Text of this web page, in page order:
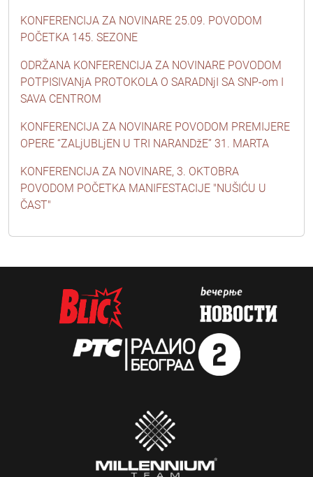
KONFERENCIJA ZA NOVINARE 25.09. POVODOM
POČETKA 145. SEZONE
ODRŽANA KONFERENCIJA ZA NOVINARE POVODOM
POTPISIVANjA PROTOKOLA O SARADNjI SA SNP-om I
SAVA CENTROM
KONFERENCIJA ZA NOVINARE POVODOM PREMIJERE
OPERE “ZALjUBLjEN U TRI NARANDžE” 31. MARTA
KONFERENCIJA ZA NOVINARE, 3. OKTOBRA
POVODOM POČETKA MANIFESTACIJE "NUŠIĆU U
ČAST"